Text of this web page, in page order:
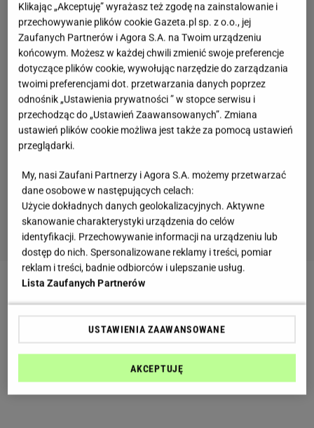
Klikając „Akceptuję” wyrażasz też zgodę na zainstalowanie i
przechowywanie plików cookie Gazeta.pl sp. z o.o., jej
Zaufanych Partnerów i Agora S.A. na Twoim urządzeniu
końcowym. Możesz w każdej chwili zmienić swoje preferencje
dotyczące plików cookie, wywołując narzędzie do zarządzania
twoimi preferencjami dot. przetwarzania danych poprzez
odnośnik „Ustawienia prywatności ” w stopce serwisu i
przechodząc do „Ustawień Zaawansowanych”. Zmiana
ustawień plików cookie możliwa jest także za pomocą ustawień
przeglądarki.
My, nasi Zaufani Partnerzy i Agora S.A. możemy przetwarzać
dane osobowe w następujących celach:
Użycie dokładnych danych geolokalizacyjnych. Aktywne
skanowanie charakterystyki urządzenia do celów
identyfikacji. Przechowywanie informacji na urządzeniu lub
dostęp do nich. Spersonalizowane reklamy i treści, pomiar
reklam i treści, badnie odbiorców i ulepszanie usług.
Lista Zaufanych Partnerów
USTAWIENIA ZAAWANSOWANE
AKCEPTUJĘ